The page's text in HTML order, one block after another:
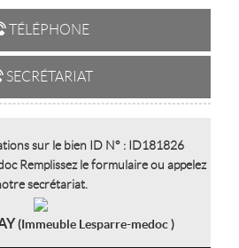
TÉLÉPHONE
SECRÉTARIAT
sur le bien ID N° : ID181826
Remplissez le formulaire ou appelez
secrétariat.
(Immeuble Lesparre-medoc )